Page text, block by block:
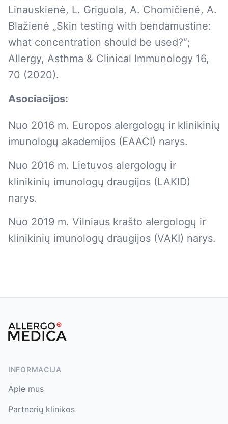
Linauskienė, L. Griguola, A. Chomičienė, A.
Blažienė „Skin testing with bendamustine:
what concentration should be used?“;
Allergy, Asthma & Clinical Immunology 16,
70 (2020).
Asociacijos:
Nuo 2016 m. Europos alergologų ir klinikinių
imunologų akademijos (EAACI) narys.
Nuo 2016 m. Lietuvos alergologų ir
klinikinių imunologų draugijos (LAKID)
narys.
Nuo 2019 m. Vilniaus krašto alergologų ir
klinikinių imunologų draugijos (VAKI) narys.
INFORMACIJA
Apie mus
Partnerių klinikos